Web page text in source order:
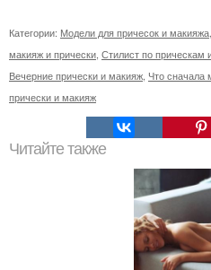
Категории: Модели для причесок и макияжа
макияж и прически Стилист по прическам
Вечерние прически и макияж Что сначала
прически и макияж
Читайте также